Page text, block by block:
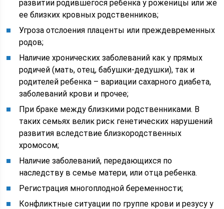
развитии родившегося ребенка у роженицы или же
ее близких кровных родственников;
Угроза отслоения плаценты или преждевременных
родов;
Наличие хронических заболеваний как у прямых
родичей (мать, отец, бабушки-дедушки), так и
родителей ребенка – вариации сахарного диабета,
заболеваний крови и прочее;
При браке между близкими родственниками. В
таких семьях велик риск генетических нарушений
развития вследствие близкородственных
хромосом;
Наличие заболеваний, передающихся по
наследству в семье матери, или отца ребенка.
Регистрация многоплодной беременности;
Конфликтные ситуации по группе крови и резусу у